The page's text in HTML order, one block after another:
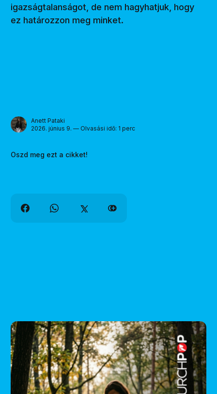
igazságtalanságot, de nem hagyhatjuk, hogy
ez határozzon meg minket.
Anett Pataki
2026. június 9. — Olvasási idő: 1 perc
Oszd meg ezt a cikket!